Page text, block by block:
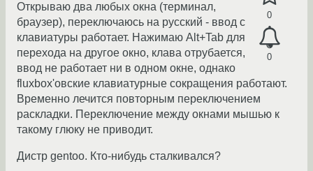
0
0
Открываю два любых окна (терминал,
браузер), переключаюсь на русский - ввод с
клавиатуры работает. Нажимаю Alt+Tab для
перехода на другое окно, клава отрубается,
ввод не работает ни в одном окне, однако
fluxbox'овские клавиатурные сокращения работают.
Временно лечится повторным переключением
раскладки. Переключение между окнами мышью к
такому глюку не приводит.
Дистр gentoo. Кто-нибудь сталкивался?